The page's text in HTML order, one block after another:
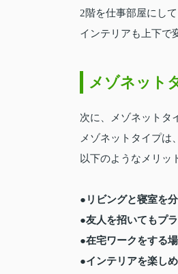
2階を仕事部屋にし
インテリアも上下で
メゾネット
次に、メゾネットタ
メゾネットタイプは
以下のようなメリッ
●リビングと寝室を
●友人を招いてもプ
●在宅ワークをする
●インテリアを楽し